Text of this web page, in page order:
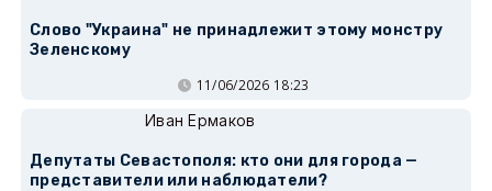
Слово "Украина" не принадлежит этому монстру
Зеленскому
11/06/2026 18:23
Иван Ермаков
Депутаты Севастополя: кто они для города —
представители или наблюдатели?